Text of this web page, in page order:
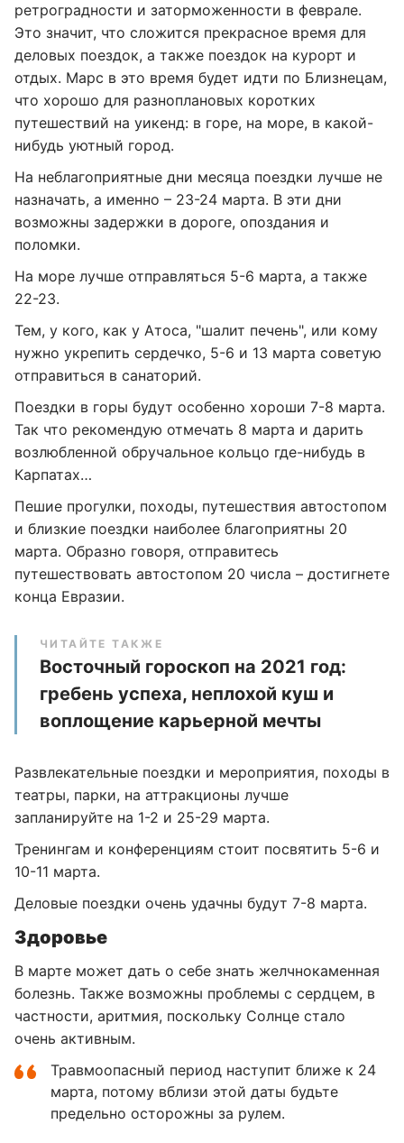
ретроградности и заторможенности в феврале.
Это значит, что сложится прекрасное время для
деловых поездок, а также поездок на курорт и
отдых. Марс в это время будет идти по Близнецам,
что хорошо для разноплановых коротких
путешествий на уикенд: в горе, на море, в какой-
нибудь уютный город.
На неблагоприятные дни месяца поездки лучше не
назначать, а именно – 23-24 марта. В эти дни
возможны задержки в дороге, опоздания и
поломки.
На море лучше отправляться 5-6 марта, а также
22-23.
Тем, у кого, как у Атоса, "шалит печень", или кому
нужно укрепить сердечко, 5-6 и 13 марта советую
отправиться в санаторий.
Поездки в горы будут особенно хороши 7-8 марта.
Так что рекомендую отмечать 8 марта и дарить
возлюбленной обручальное кольцо где-нибудь в
Карпатах…
Пешие прогулки, походы, путешествия автостопом
и близкие поездки наиболее благоприятны 20
марта. Образно говоря, отправитесь
путешествовать автостопом 20 числа – достигнете
конца Евразии.
ЧИТАЙТЕ ТАКЖЕ
Восточный гороскоп на 2021 год:
гребень успеха, неплохой куш и
воплощение карьерной мечты
Развлекательные поездки и мероприятия, походы в
театры, парки, на аттракционы лучше
запланируйте на 1-2 и 25-29 марта.
Тренингам и конференциям стоит посвятить 5-6 и
10-11 марта.
Деловые поездки очень удачны будут 7-8 марта.
Здоровье
В марте может дать о себе знать желчнокаменная
болезнь. Также возможны проблемы с сердцем, в
частности, аритмия, поскольку Солнце стало
очень активным.
Травмоопасный период наступит ближе к 24
марта, потому вблизи этой даты будьте
предельно осторожны за рулем.